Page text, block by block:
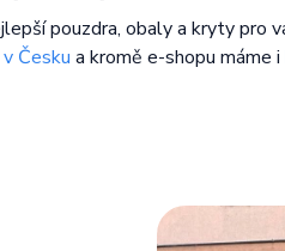
pouzdra, obaly a kryty pro
Česku a kromě e-shopu máme i